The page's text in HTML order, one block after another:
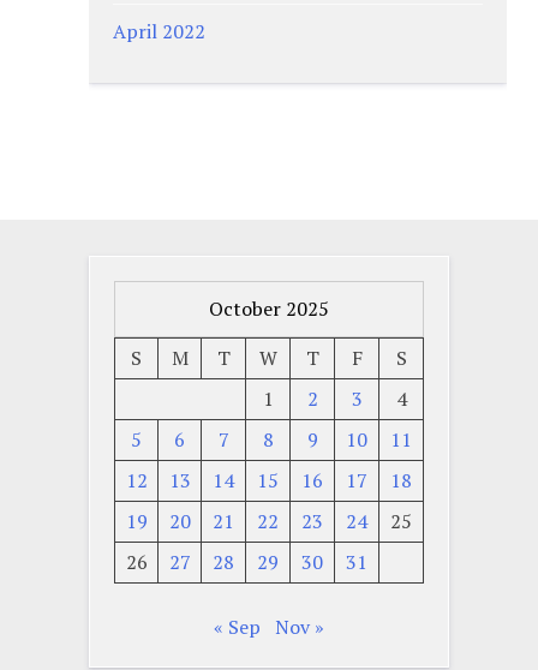
April 2022
October 2025
S
M T W T F
S
1
2 3
4
5
6 7 8 9 10
11
12
13 14 15 16 17
18
19
20 21 22 23 24
25
26
27 28 29 30 31
« Sep Nov »